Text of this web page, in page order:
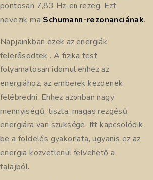
pontosan 7,83 Hz-en rezeg. Ezt
nevezik ma Schumann-rezonanciának.
Napjainkban ezek az energiák
felerősödtek . A fizika test
folyamatosan idomul ehhez az
energiához, az emberek kezdenek
felébredni. Ehhez azonban nagy
mennyiségű, tiszta, magas rezgésű
energiára van szüksége. Itt kapcsolódik
be a földelés gyakorlata, ugyanis ez az
energia közvetlenül felvehető a
talajból.